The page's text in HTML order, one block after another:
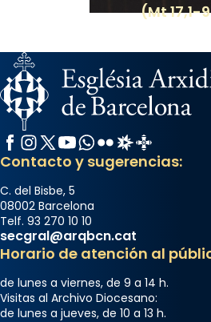
(Mt 17,1-
Facebook
Instagram
X / Twitter
YouTube
WhatsApp
FlickrRadio Estel
Catalunya
Contacto y sugerencias:
C. del Bisbe, 5
08002 Barcelona
Telf. 93 270 10 10
secgral@arqbcn.cat
Horario de atención al
de lunes a viernes, de 9 a 14 h.
Visitas al Archivo Diocesano:
de lunes a jueves, de 10 a 13 h.